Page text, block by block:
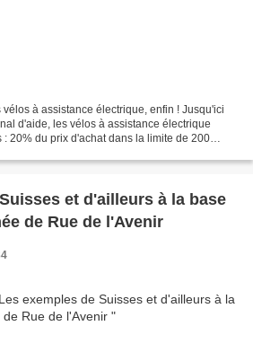
à assistance électrique, enfin ! Jusqu'ici
d'aide, les vélos à assistance électrique
20% du prix d'achat dans la limite de 200
et d'ailleurs à la base
de Rue de l'Avenir